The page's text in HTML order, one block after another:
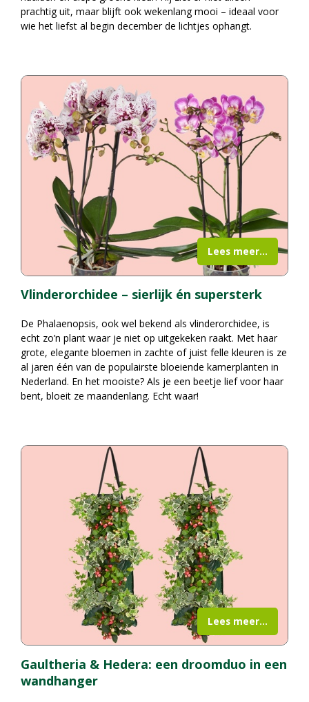
prachtig uit, maar blijft ook wekenlang mooi – ideaal voor
wie het liefst al begin december de lichtjes ophangt.
Vlinderorchidee – sierlijk én supersterk
De Phalaenopsis, ook wel bekend als vlinderorchidee, is
echt zo’n plant waar je niet op uitgekeken raakt. Met haar
grote, elegante bloemen in zachte of juist felle kleuren is ze
al jaren één van de populairste bloeiende kamerplanten in
Nederland. En het mooiste? Als je een beetje lief voor haar
bent, bloeit ze maandenlang. Echt waar!
Lees meer...
Gaultheria & Hedera: een droomduo in een
wandhanger
Lees meer...